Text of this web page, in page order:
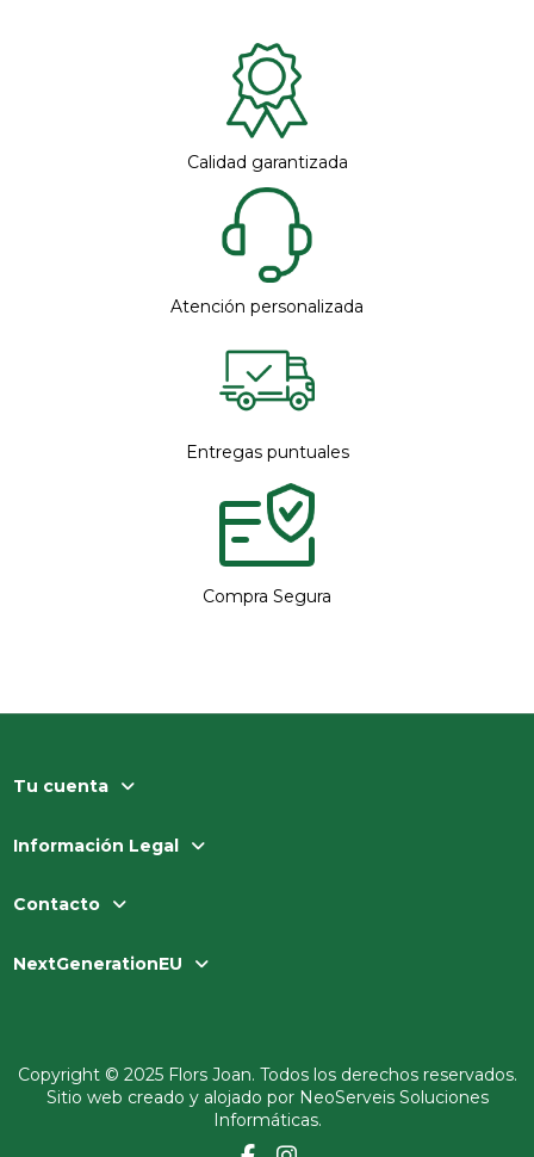
Calidad garantizada
Atención personalizada
Entregas puntuales
Compra Segura
Tu cuenta
Información Legal
Contacto
NextGenerationEU
Copyright © 2025 Flors Joan. Todos los derechos reservados.
Sitio web creado y alojado por NeoServeis Soluciones
Informáticas.